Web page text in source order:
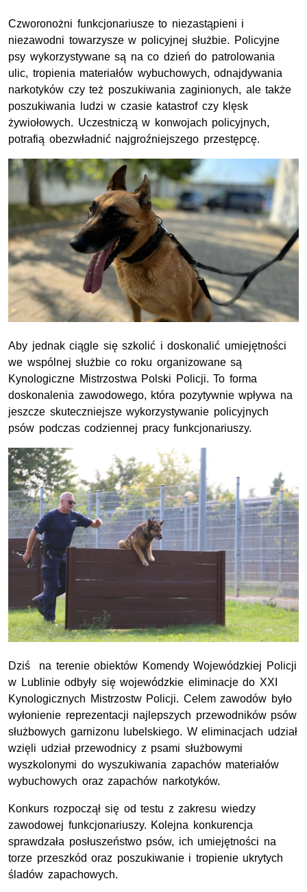
Czworonożni funkcjonariusze to niezastąpieni i
niezawodni towarzysze w policyjnej służbie. Policyjne
psy wykorzystywane są na co dzień do patrolowania
ulic, tropienia materiałów wybuchowych, odnajdywania
narkotyków czy też poszukiwania zaginionych, ale także
poszukiwania ludzi w czasie katastrof czy klęsk
żywiołowych. Uczestniczą w konwojach policyjnych,
potrafią obezwładnić najgroźniejszego przestępcę.
Aby jednak ciągle się szkolić i doskonalić umiejętności
we wspólnej służbie co roku organizowane są
Kynologiczne Mistrzostwa Polski Policji. To forma
doskonalenia zawodowego, która pozytywnie wpływa na
jeszcze skuteczniejsze wykorzystywanie policyjnych
psów podczas codziennej pracy funkcjonariuszy.
Dziś na terenie obiektów Komendy Wojewódzkiej Policji
w Lublinie odbyły się wojewódzkie eliminacje do XXI
Kynologicznych Mistrzostw Policji. Celem zawodów było
wyłonienie reprezentacji najlepszych przewodników psów
służbowych garnizonu lubelskiego. W eliminacjach udział
wzięli udział przewodnicy z psami służbowymi
wyszkolonymi do wyszukiwania zapachów materiałów
wybuchowych oraz zapachów narkotyków.
Konkurs rozpoczął się od testu z zakresu wiedzy
zawodowej funkcjonariuszy. Kolejna konkurencja
sprawdzała posłuszeństwo psów, ich umiejętności na
torze przeszkód oraz poszukiwanie i tropienie ukrytych
śladów zapachowych.